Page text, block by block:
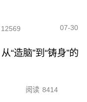
12569 07-30
“造脑”到“铸身”的
阅读 8414